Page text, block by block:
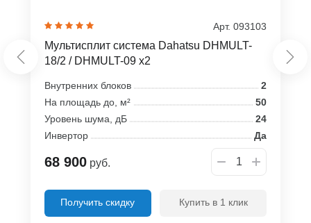
Арт. 093103
Мультисплит система Dahatsu DHMULT-
18/2 / DHMULT-09 x2
Внутренних блоков
2
На площадь до, м²
50
Уровень шума, дБ
24
Инвертор
Да
68 900 руб.
Получить скидку Купить в 1 клик